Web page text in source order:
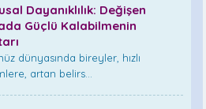
Dayanıklılık: Değişen
Güçlü Kalabilmenin
dünyasında bireyler, hızlı
artan belirs...